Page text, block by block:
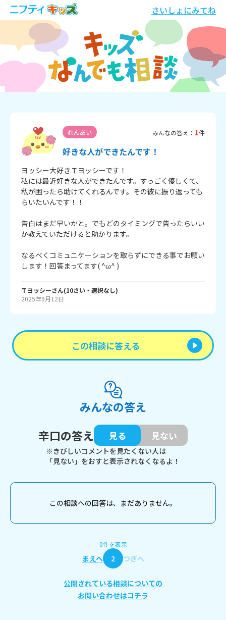
さいしょにみてね
れんあい みんなの答え： 1件
好きな人ができたんです！
ヨッシー大好きＴヨッシーです！
私には最近好きな人ができたんです。すっごく優しくて、
私が困ったら助けてくれるんです。その彼に振り返っても
らいたいんです！！
告白はまだ早いかと。でもどのタイミングで告ったらいい
か教えていただけると助かります。
なるべくコミュニケーションを取らずにできる事でお願い
します！回答まってます( ^ω^ )
Ｔヨッシーさん(10さい・ 選択なし)
2025年9月12日
この相談に答える
みんなの答え
辛口の答え
見る 見ない
※きびしいコメントを見たくない人は
「見ない」をおすと表示されなくなるよ！
この相談への回答は、まだありません。
0件を表示
まえへ 2 つぎへ
公開されている相談についての
お問い合わせはコチラ